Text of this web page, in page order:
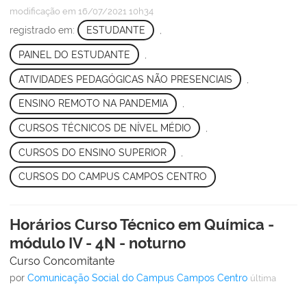
modificação em 16/07/2021 10h34
registrado em: ESTUDANTE
PAINEL DO ESTUDANTE
ATIVIDADES PEDAGÓGICAS NÃO PRESENCIAIS
ENSINO REMOTO NA PANDEMIA ,
CURSOS TÉCNICOS DE NÍVEL MÉDIO
CURSOS DO ENSINO SUPERIOR
CURSOS DO CAMPUS CAMPOS CENTRO
Horários Curso Técnico em Química -
módulo IV - 4N - noturno
Curso Concomitante
por Comunicação Social do Campus Campos Centro última